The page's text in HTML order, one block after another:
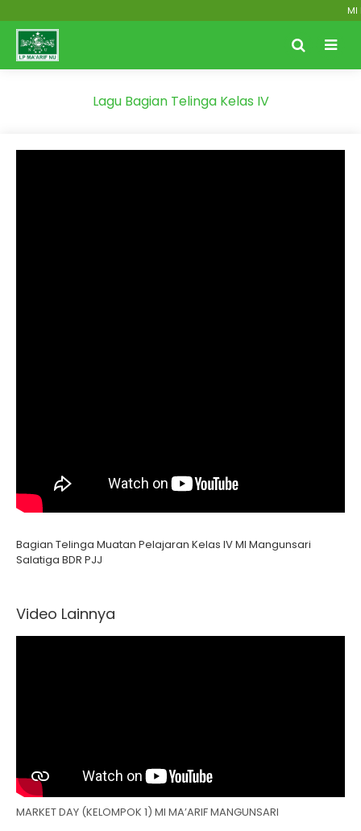
MI
Lagu Bagian Telinga Kelas IV
Bagian Telinga Muatan Pelajaran Kelas IV MI Mangunsari
Salatiga BDR PJJ
Video Lainnya
MARKET DAY (KELOMPOK 1) MI MA’ARIF MANGUNSARI